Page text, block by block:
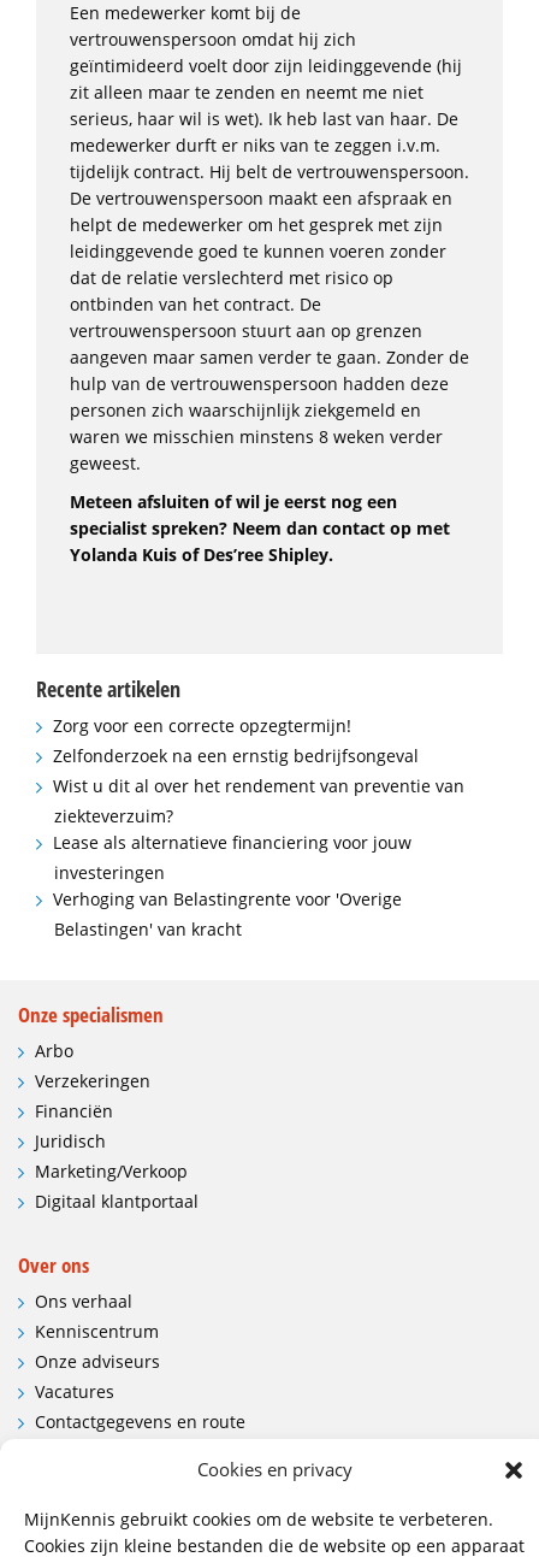
Cookies en privacy
MijnKennis gebruikt cookies om de website te verbeteren.
Cookies zijn kleine bestanden die de website op een apparaat
Een medewerker komt bij de
vertrouwenspersoon omdat hij zich
geïntimideerd voelt door zijn leidinggevende (hij
zit alleen maar te zenden en neemt me niet
serieus, haar wil is wet). Ik heb last van haar. De
medewerker durft er niks van te zeggen i.v.m.
tijdelijk contract. Hij belt de vertrouwenspersoon.
De vertrouwenspersoon maakt een afspraak en
helpt de medewerker om het gesprek met zijn
leidinggevende goed te kunnen voeren zonder
dat de relatie verslechterd met risico op
ontbinden van het contract. De
vertrouwenspersoon stuurt aan op grenzen
aangeven maar samen verder te gaan. Zonder de
hulp van de vertrouwenspersoon hadden deze
personen zich waarschijnlijk ziekgemeld en
waren we misschien minstens 8 weken verder
geweest.
Meteen afsluiten of wil je eerst nog een
specialist spreken? Neem dan contact op met
Yolanda Kuis of Des’ree Shipley.
Recente artikelen
Zorg voor een correcte opzegtermijn!
Zelfonderzoek na een ernstig bedrijfsongeval
Wist u dit al over het rendement van preventie van
ziekteverzuim?
Lease als alternatieve financiering voor jouw
investeringen
Verhoging van Belastingrente voor 'Overige
Belastingen' van kracht
Onze specialismen
Arbo
Verzekeringen
Financiën
Juridisch
Marketing/Verkoop
Digitaal klantportaal
Over ons
Ons verhaal
Kenniscentrum
Onze adviseurs
Vacatures
Contactgegevens en route
Wij hebben vestigingen in: